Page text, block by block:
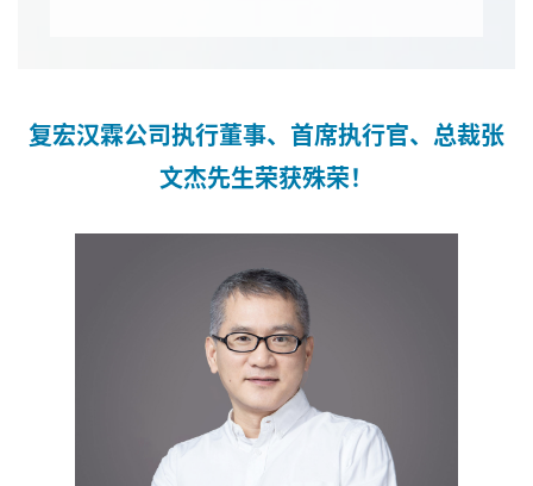
复宏汉霖公司执行董事、首席执行官、总裁张
文杰先生荣获殊荣！